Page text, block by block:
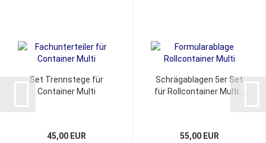
Set Trennstege für
Container Multi
45,00 EUR
Schrägablagen 5er Set
für Rollcontainer Multi...
55,00 EUR